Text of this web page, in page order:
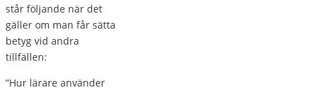
står följande när det
gäller om man får sätta
betyg vid andra
tillfällen:
”Hur lärare använder